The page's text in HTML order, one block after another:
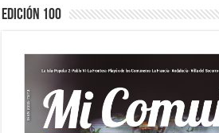
Edición 100